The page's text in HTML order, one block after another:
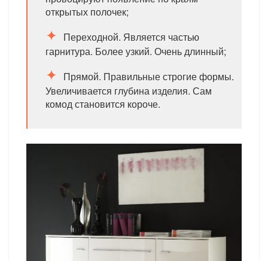
открытых полочек;
Переходной. Является частью
гарнитура. Более узкий. Очень длинный;
Прямой. Правильные строгие формы.
Увеличивается глубина изделия. Сам
комод становится короче.